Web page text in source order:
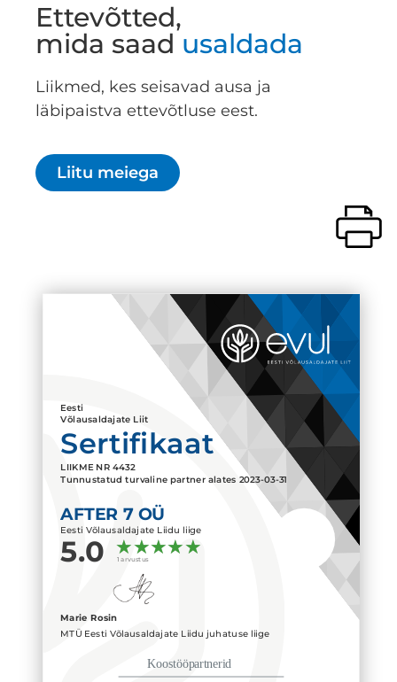
Ettevõtted,
mida saad usaldada
Liikmed, kes seisavad ausa ja
läbipaistva ettevõtluse eest.
Liitu meiega
Eesti
Võlausaldajate Liit
Sertifikaat
LIIKME NR 4432
Tunnustatud turvaline partner alates 2023-03-31
AFTER 7 OÜ
Eesti Võlausaldajate Liidu liige
5.0 1 arvustus
Marie Rosin
MTÜ Eesti Võlausaldajate Liidu juhatuse liige